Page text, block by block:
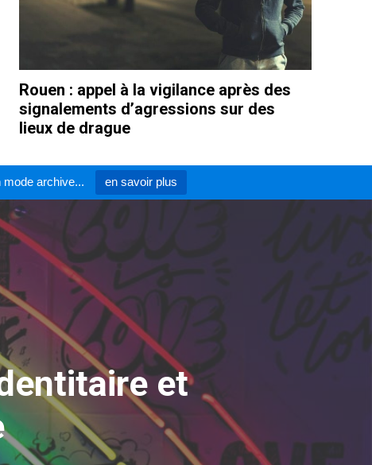
Rouen : appel à la vigilance après des
signalements d’agressions sur des
lieux de drague